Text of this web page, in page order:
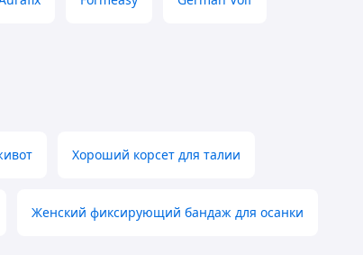
Хороший корсет для талии
Женский фиксирующий бандаж для осанки